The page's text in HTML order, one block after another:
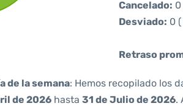
Cancelado: 0
Desviado: 0 (
Retraso
de la semana: Hemos recopilado los
de 2026 hasta 31 de Julio de 2026.